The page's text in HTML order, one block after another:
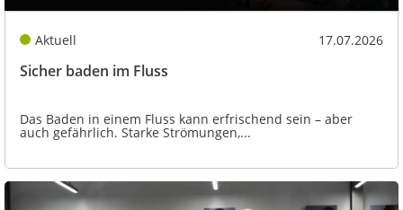
Aktuell 17.07.2026
Sicher baden im Fluss
Das Baden in einem Fluss kann erfrischend sein – aber
auch gefährlich. Starke Strömungen,...